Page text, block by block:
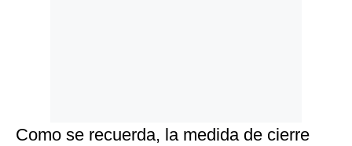
Como se recuerda, la medida de cierre